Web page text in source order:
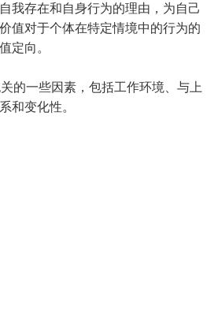
我存在和自身行为的理由，为自己
值对于个体在特定情境中的行为的
定向。
的一些因素，包括工作环境、与上
和变化性。